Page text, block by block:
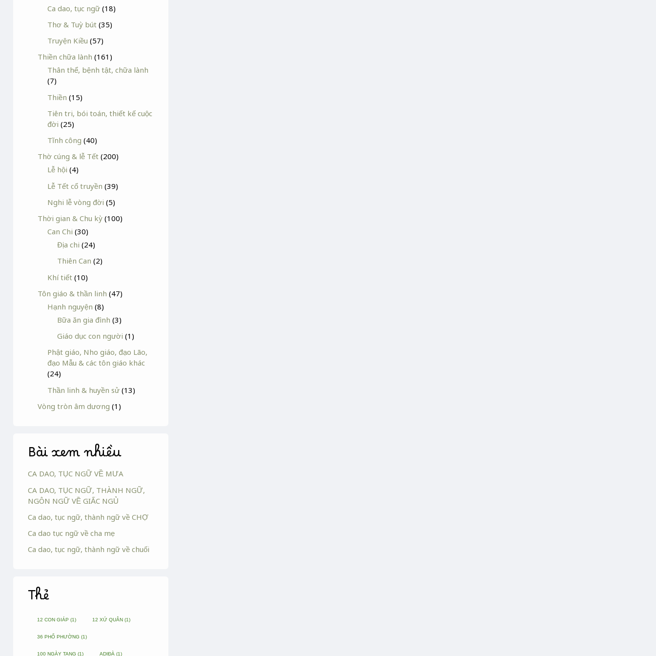
Ca dao, tục ngữ (18)
Thơ & Tuỳ bút (35)
Truyện Kiều (57)
Thiền chữa lành (161)
Thân thể, bệnh tật, chữa lành
(7)
Thiền (15)
Tiên tri, bói toán, thiết kế cuộc
đời (25)
Tĩnh công (40)
Thờ cúng & lễ Tết (200)
Lễ hội (4)
Lễ Tết cổ truyền (39)
Nghi lễ vòng đời (5)
Thời gian & Chu kỳ (100)
Can Chi (30)
Địa chi (24)
Thiên Can (2)
Khí tiết (10)
Tôn giáo & thần linh (47)
Hạnh nguyện (8)
Bữa ăn gia đình (3)
Giáo dục con người (1)
Phật giáo, Nho giáo, đạo Lão,
đạo Mẫu & các tôn giáo khác
(24)
Thần linh & huyền sử (13)
Vòng tròn âm dương (1)
Bài xem nhiều
CA DAO, TỤC NGỮ VỀ MƯA
CA DAO, TỤC NGỮ, THÀNH NGỮ,
NGÔN NGỮ VỀ GIẤC NGỦ
Ca dao, tục ngữ, thành ngữ về CHỢ
Ca dao tục ngữ về cha mẹ
Ca dao, tục ngữ, thành ngữ về chuối
Thẻ
12 CON GIÁP (1) 12 XỨ QUÂN (1)
36 PHỐ PHƯỜNG (1)
100 NGÀY TANG (1) ADIĐÀ (1)